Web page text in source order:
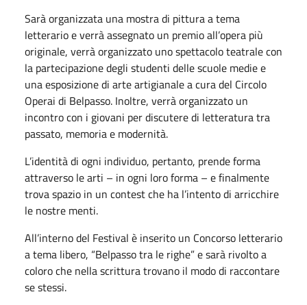
Sarà organizzata una mostra di pittura a tema
letterario e verrà assegnato un premio all’opera più
originale, verrà organizzato uno spettacolo teatrale con
la partecipazione degli studenti delle scuole medie e
una esposizione di arte artigianale a cura del Circolo
Operai di Belpasso. Inoltre, verrà organizzato un
incontro con i giovani per discutere di letteratura tra
passato, memoria e modernità.
L’identità di ogni individuo, pertanto, prende forma
attraverso le arti – in ogni loro forma – e finalmente
trova spazio in un contest che ha l’intento di arricchire
le nostre menti.
All’interno del Festival è inserito un Concorso letterario
a tema libero, “Belpasso tra le righe” e sarà rivolto a
coloro che nella scrittura trovano il modo di raccontare
se stessi.